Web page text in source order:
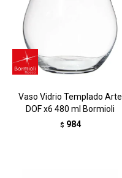
Vaso Vidrio Templado Arte
DOF x6 480 ml Bormioli
$ 984